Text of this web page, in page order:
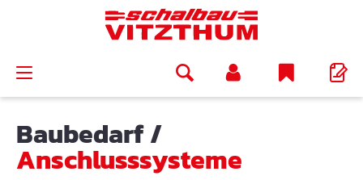
Baubedarf/
Anschlusssysteme